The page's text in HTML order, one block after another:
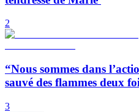
2
“Nous sommes dans
sauvé des flammes deux
3